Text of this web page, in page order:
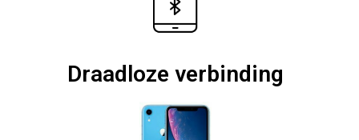
Draadloze verbinding